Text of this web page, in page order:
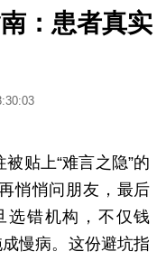
：患者真实
贴上“难言之隐”的
悄悄问朋友，最后
选错机构，不仅钱
慢病。这份避坑指